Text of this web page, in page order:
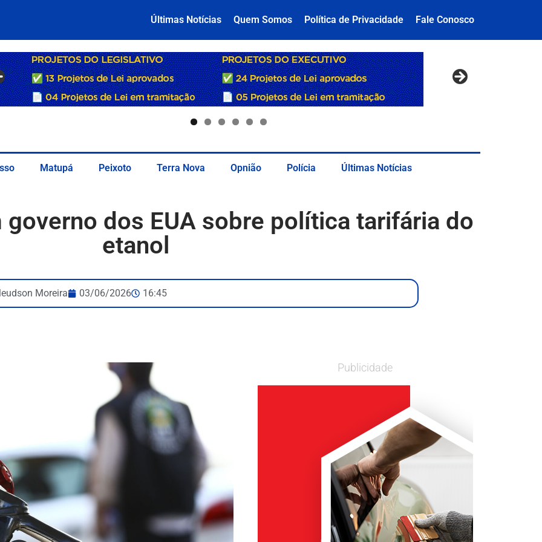
Últimas Notícias Quem Somos Política de Privacidade Fale Conosco
Matupá Peixoto Terra Nova Opnião Polícia Últimas Notícias
dos EUA sobre política tarifária do
etanol
Moreira 03/06/2026 16:45
Publicidade